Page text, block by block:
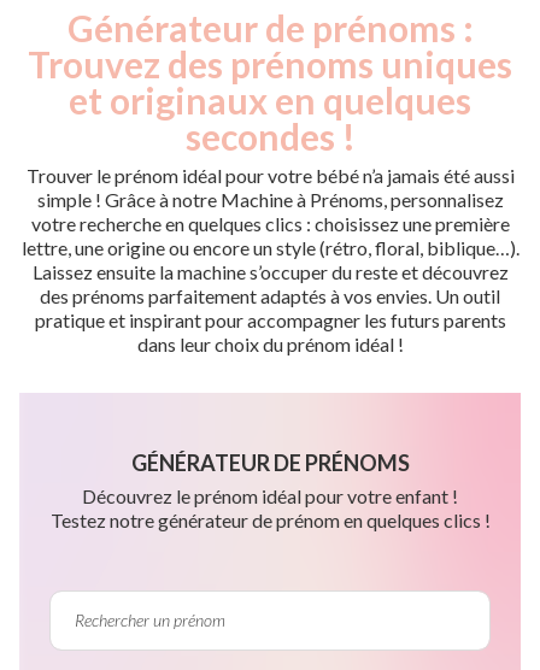
Générateur de prénoms :
Trouvez des prénoms uniques
et originaux en quelques
secondes !
Trouver le prénom idéal pour votre bébé n’a jamais été aussi
simple ! Grâce à notre Machine à Prénoms, personnalisez
votre recherche en quelques clics : choisissez une première
lettre, une origine ou encore un style (rétro, floral, biblique…).
Laissez ensuite la machine s’occuper du reste et découvrez
des prénoms parfaitement adaptés à vos envies. Un outil
pratique et inspirant pour accompagner les futurs parents
dans leur choix du prénom idéal !
GÉNÉRATEUR DE PRÉNOMS
Découvrez le prénom idéal pour votre enfant !
Testez notre générateur de prénom en quelques clics !